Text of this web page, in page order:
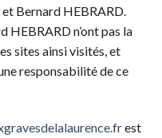
Bernard HEBRARD.
n’ont pas la
sites ainsi visités, et
responsabilité de ce
est